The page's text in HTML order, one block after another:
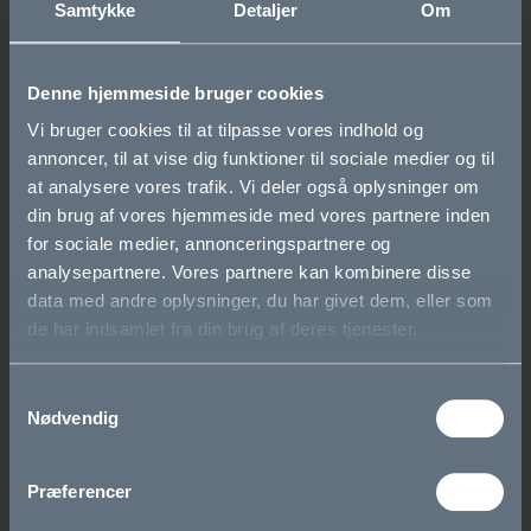
Samtykke Detaljer Om
Denne hjemmeside bruger cookies
Vi bruger cookies til at tilpasse vores indhold og
annoncer, til at vise dig funktioner til sociale medier og til
at analysere vores trafik. Vi deler også oplysninger om
din brug af vores hjemmeside med vores partnere inden
for sociale medier, annonceringspartnere og
analysepartnere. Vores partnere kan kombinere disse
data med andre oplysninger, du har givet dem, eller som
de har indsamlet fra din brug af deres tjenester.
Nødvendig
Præferencer
Du møder i kantinen, hvor I bliver inddelt i klasser. Herefter
par lege.
Kl. 9.00
Klassen er sammen med grundforløbsteamet frem til kl.
15.00: IT-info, Les lanciers, bogudlevering, foto mv.
Medbring computer.
Torsdag den 17. august
Dit almindelige skoleskema starter, og du vil møde en
Kl. 12.15
Fællesmøde i kantinen. Her præsenteres de forskellige